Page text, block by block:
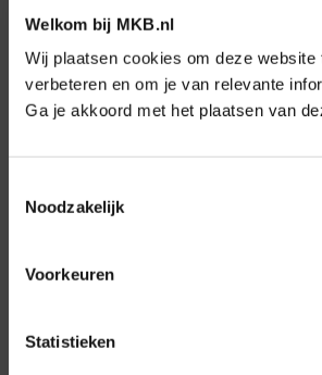
Welkom bij MKB.nl
Wij plaatsen cookies om deze website
verbeteren en om je van relevante
Ga je akkoord met het plaatsen van
Noodzakelijk
Voorkeuren
Statistieken
Nieuwsbrief
Elke week hét nieuws dat
Schrijf je nu in voor de MKB-
nieuwsbrief.
Direct naar